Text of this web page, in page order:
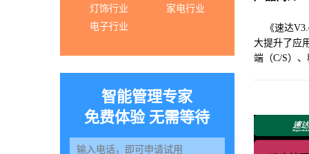
灯饰行业
家电行业
电子行业
智能管理专家
免费体验 无需等待
《速达
大提升了应
端（C/S）